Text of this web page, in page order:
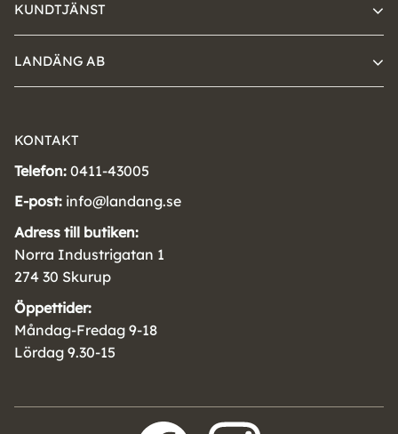
KUNDTJÄNST
LANDÄNG AB
KONTAKT
Telefon: 0411-43005
E-post: info@landang.se
Adress till butiken:
Norra Industrigatan 1
274 30 Skurup
Öppettider:
Måndag-Fredag 9-18
Lördag 9.30-15